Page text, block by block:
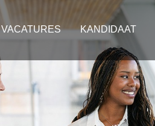
VACATURES KANDIDAAT